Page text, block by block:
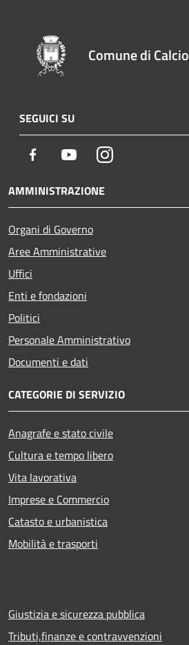
Comune di Calcio
SEGUICI SU
Facebook YoutubeInstagram
AMMINISTRAZIONE
Organi di Governo
Aree Amministrative
Uffici
Enti e fondazioni
Politici
Personale Amministrativo
Documenti e dati
CATEGORIE DI SERVIZIO
Anagrafe e stato civile
Cultura e tempo libero
Vita lavorativa
Imprese e Commercio
Catasto e urbanistica
Mobilità e trasporti
Giustizia e sicurezza pubblica
Tributi,finanze e contravvenzioni